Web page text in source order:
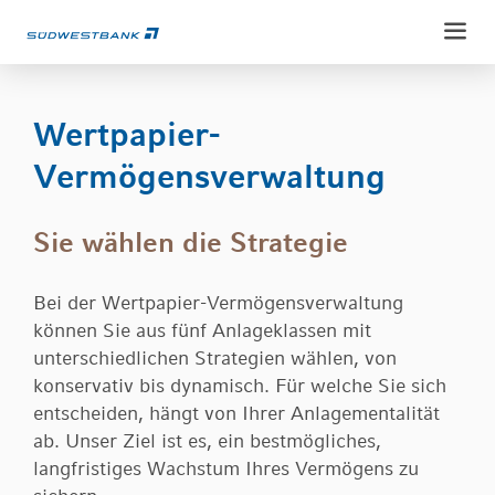
Weiter
Weiter
Privatkunden
Konten & Karten
Sparen & Anlegen
Kredite
Vorsorgen & Absichern
Erben & Vererben
Private Banking
Ansprechpartner
Konto & Karten
Geldanlage
Vermögensbetreuung
Wertpapierdepots
Unternehmenskunden
Konto & Zahlungsverkehr
Finanzierung und Fördermittel
Versichern & Absichern
Service
Service-Portal
Electronic-Banking
Über uns
Wertpapier-
Vermögensverwaltung
Sie wählen die Strategie
Bei der Wertpapier-Vermögensverwaltung
können Sie aus fünf Anlageklassen mit
unterschiedlichen Strategien wählen, von
konservativ bis dynamisch. Für welche Sie sich
entscheiden, hängt von Ihrer Anlagementalität
ab. Unser Ziel ist es, ein bestmögliches,
langfristiges Wachstum Ihres Vermögens zu